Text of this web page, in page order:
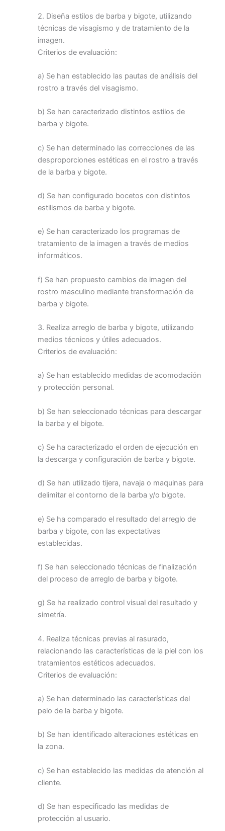
2. Diseña estilos de barba y bigote, utilizando
técnicas de visagismo y de tratamiento de la
imagen.
Criterios de evaluación:
a) Se han establecido las pautas de análisis del
rostro a través del visagismo.
b) Se han caracterizado distintos estilos de
barba y bigote.
c) Se han determinado las correcciones de las
desproporciones estéticas en el rostro a través
de la barba y bigote.
d) Se han configurado bocetos con distintos
estilismos de barba y bigote.
e) Se han caracterizado los programas de
tratamiento de la imagen a través de medios
informáticos.
f) Se han propuesto cambios de imagen del
rostro masculino mediante transformación de
barba y bigote.
3. Realiza arreglo de barba y bigote, utilizando
medios técnicos y útiles adecuados.
Criterios de evaluación:
a) Se han establecido medidas de acomodación
y protección personal.
b) Se han seleccionado técnicas para descargar
la barba y el bigote.
c) Se ha caracterizado el orden de ejecución en
la descarga y configuración de barba y bigote.
d) Se han utilizado tijera, navaja o maquinas para
delimitar el contorno de la barba y/o bigote.
e) Se ha comparado el resultado del arreglo de
barba y bigote, con las expectativas
establecidas.
f) Se han seleccionado técnicas de finalización
del proceso de arreglo de barba y bigote.
g) Se ha realizado control visual del resultado y
simetría.
4. Realiza técnicas previas al rasurado,
relacionando las características de la piel con los
tratamientos estéticos adecuados.
Criterios de evaluación:
a) Se han determinado las características del
pelo de la barba y bigote.
b) Se han identificado alteraciones estéticas en
la zona.
c) Se han establecido las medidas de atención al
cliente.
d) Se han especificado las medidas de
protección al usuario.